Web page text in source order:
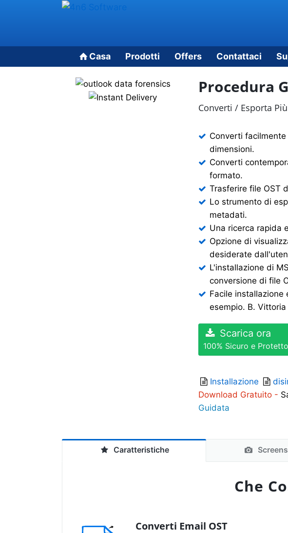
Casa Prodotti Offers Contattaci
Procedura
Converti / Esporta
Converti
dimensioni.
Converti
formato.
Trasferire file OST
Lo strumento di
metadati.
Una ricerca rapida
Opzione di
desiderate
L'installazione di
conversione di file
Facile
esempio. B. Vittoria
Scarica ora
100% Sicuro e Protetto
Installazione
Download Gratuito -
Guidata
Caratteristiche
Che
Converti Email OST